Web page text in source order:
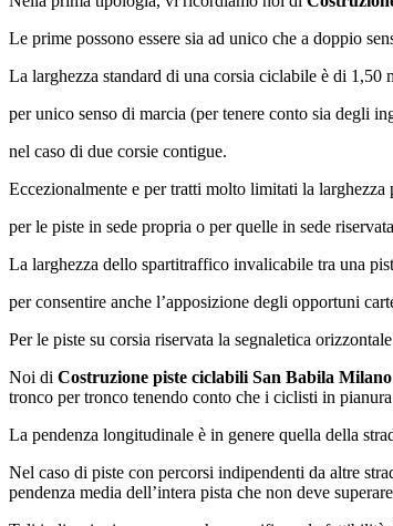
Le prime possono essere sia ad unico che a doppio
La larghezza standard di una corsia ciclabile è di 1,50
per unico senso di marcia (per tenere conto sia degli
nel caso di due corsie contigue.
Eccezionalmente e per tratti molto limitati la larghezza
per le piste in sede propria o per quelle in sede
La larghezza dello spartitraffico invalicabile tra una
per consentire anche l’apposizione degli opportuni
Per le piste su corsia riservata la segnaletica
Noi di Costruzione piste ciclabili San Babila Milano
tronco per tronco tenendo conto che i ciclisti in
La pendenza longitudinale è in genere quella della
Nel caso di piste con percorsi indipendenti da altre
pendenza media dell’intera pista che non deve